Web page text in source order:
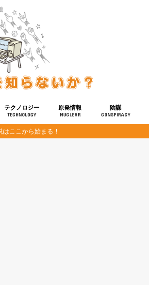
テクノロジー
TECHNOLOGY
健康
宇宙
原発情報
NUCLEAR
陰謀
CONSPIRACY
ここから始まる！